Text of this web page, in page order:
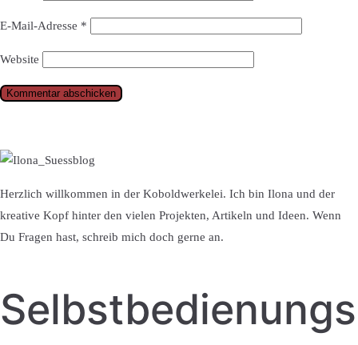
E-Mail-Adresse *
Website
Herzlich willkommen in der Koboldwerkelei. Ich bin Ilona und der
kreative Kopf hinter den vielen Projekten, Artikeln und Ideen. Wenn
Du Fragen hast, schreib mich doch gerne an.